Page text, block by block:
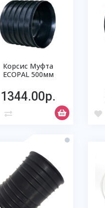
Корсис Муфта
ECOPAL 500мм
1344.00р.